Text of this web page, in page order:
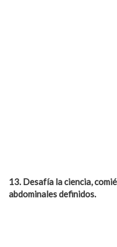
13. Desafía la ciencia, comié
abdominales definidos.